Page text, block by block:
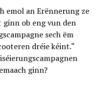
emol an Erënnerung ze
ob eng vun den
sech ëm
dréie kéint.“
ginn?